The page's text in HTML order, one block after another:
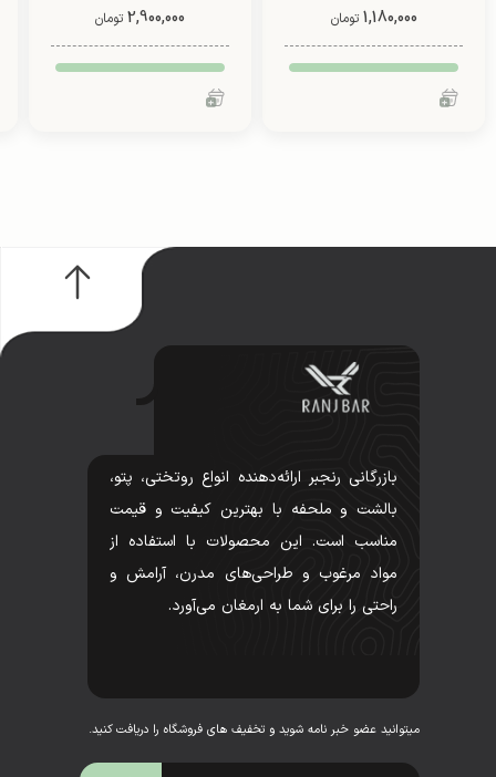
دو رو (طرح 9)
1,180,000 تومان
رنگ از شادیلون (طرح2)
2,900,000 تومان
بازرگانی رنجبر ارائه‌دهنده انواع روتختی، پتو،
بالشت و ملحفه با بهترین کیفیت و قیمت
مناسب است. این محصولات با استفاده از
مواد مرغوب و طراحی‌های مدرن، آرامش و
راحتی را برای شما به ارمغان می‌آورد.
میتوانید عضو خبر نامه شوید و تخفیف های فروشگاه را دریافت کنید.